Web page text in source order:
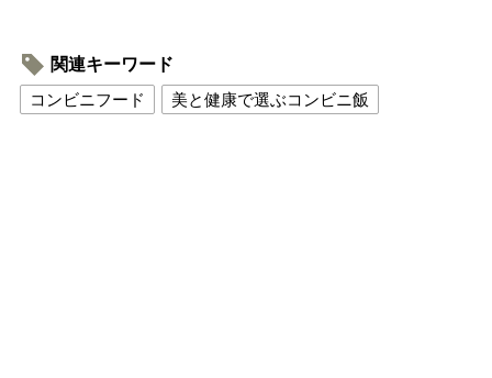
関連キーワード
コンビニフード
美と健康で選ぶコンビニ飯